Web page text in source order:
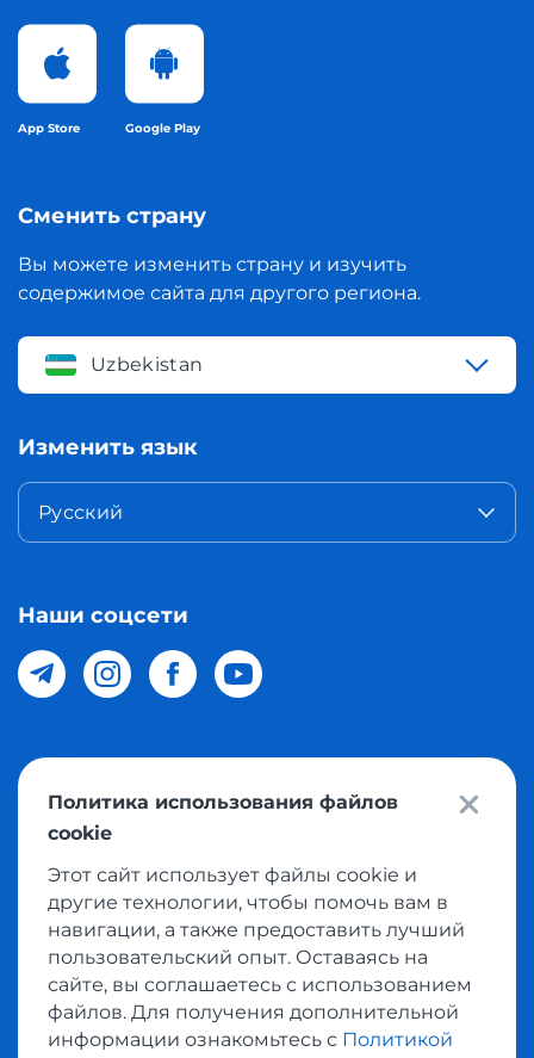
App Store Google Play
Сменить страну
Вы можете изменить страну и изучить
содержимое сайта для другого региона.
Uzbekistan
Изменить язык
Русский
Наши соцсети
© 2026 Meest Shopping доставка покупок с интернет
магазинов мира в Узбекистан. Все права защищены
Политика конфиденциальности
Условия использования сервисом выкупа товаров
Политика использования файлов
cookie
Этот сайт использует файлы cookie и
другие технологии, чтобы помочь вам в
навигации, а также предоставить лучший
пользовательский опыт. Оставаясь на
сайте, вы соглашаетесь с использованием
файлов. Для получения дополнительной
информации ознакомьтесь с Политикой